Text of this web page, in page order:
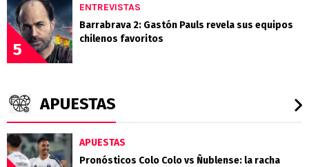
5
ENTREVISTAS
Barrabrava 2: Gastón Pauls revela sus equipos
chilenos favoritos
APUESTAS
APUESTAS
Pronósticos Colo Colo vs Ñublense: la racha